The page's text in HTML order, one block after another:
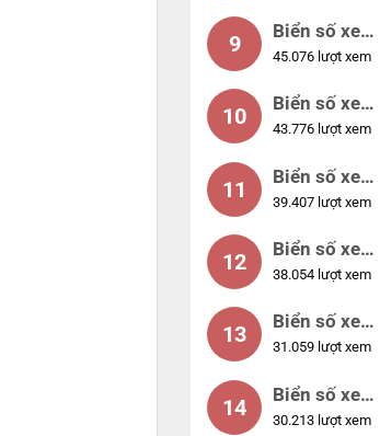
9
Biển số xe
55555
45.076 lượt xem
10
Biển số xe
56789
43.776 lượt xem
11
Biển số xe
01234
39.407 lượt xem
12
Biển số xe
33333
38.054 lượt xem
13
Biển số xe
22222
31.059 lượt xem
14
Biển số xe
14953
30.213 lượt xem